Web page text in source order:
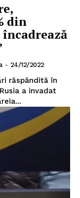
din
- 24/12/2022
răspândită în
a invadat